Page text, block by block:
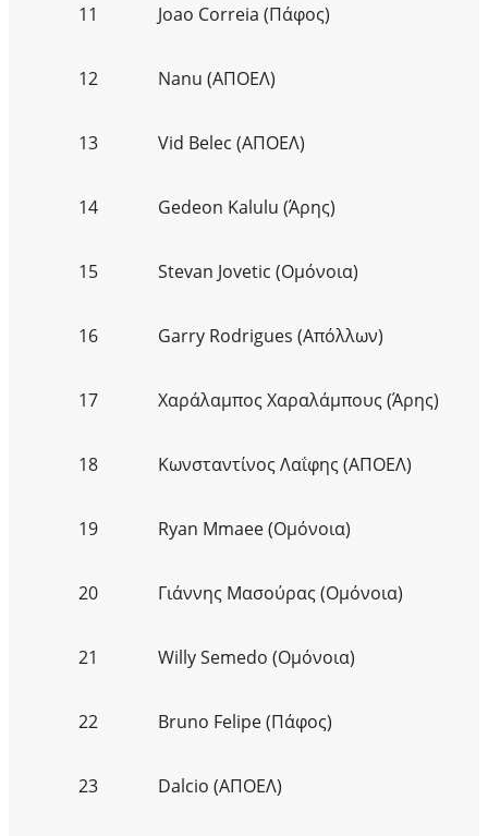
11 Joao Correia (Πάφος)
12 Nanu (ΑΠΟΕΛ)
13 Vid Belec (ΑΠΟΕΛ)
14 Gedeon Kalulu (Άρης)
15 Stevan Jovetic (Ομόνοια)
16 Garry Rodrigues (Απόλλων)
17 Χαράλαμπος Χαραλάμπους (Άρης)
18 Κωνσταντίνος Λαΐφης (ΑΠΟΕΛ)
19 Ryan Mmaee (Ομόνοια)
20 Γιάννης Μασούρας (Ομόνοια)
21 Willy Semedo (Ομόνοια)
22 Bruno Felipe (Πάφος)
23 Dalcio (ΑΠΟΕΛ)